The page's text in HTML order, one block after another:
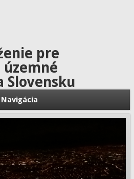
pre
Slovensku
Navigácia